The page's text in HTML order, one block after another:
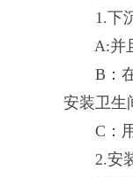
1.下沉
A:并且.
B：在
安装卫生
C：用
2.安装